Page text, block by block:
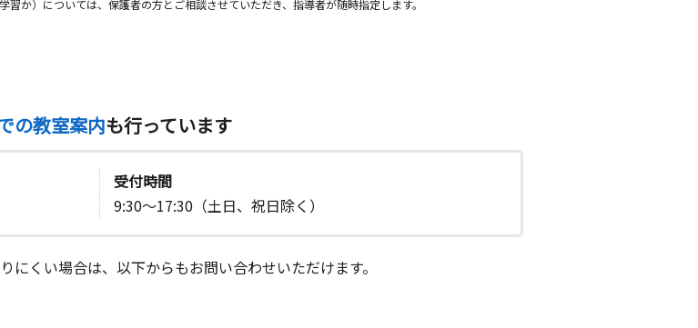
か）については、保護者の方とご相談させていただき、指導者が随時指定します。
の教室案内も行っています
受付時間
9:30～17:30（土日、祝日除く）
にくい場合は、以下からもお問い合わせいただけます。